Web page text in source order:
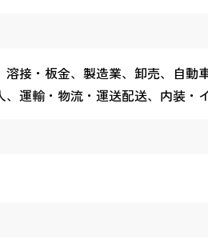
溶接・板金、製造業、卸売、自動
運輸・物流・運送配送、内装・